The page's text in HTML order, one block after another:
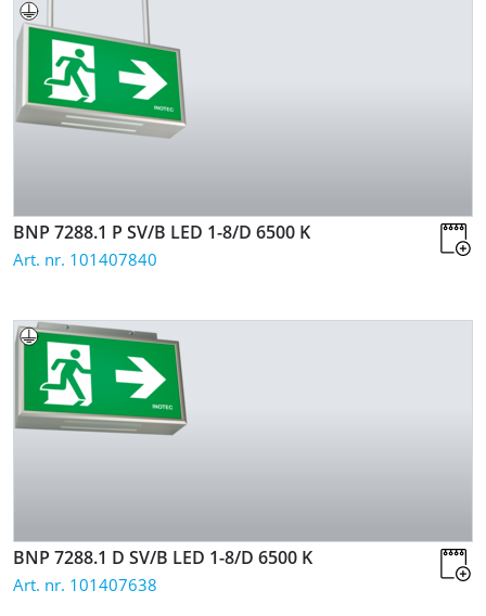
BNP 7288.1 P SV/B LED 1-8/D 6500 K
Art. nr. 101407840
BNP 7288.1 D SV/B LED 1-8/D 6500 K
Art. nr. 101407638